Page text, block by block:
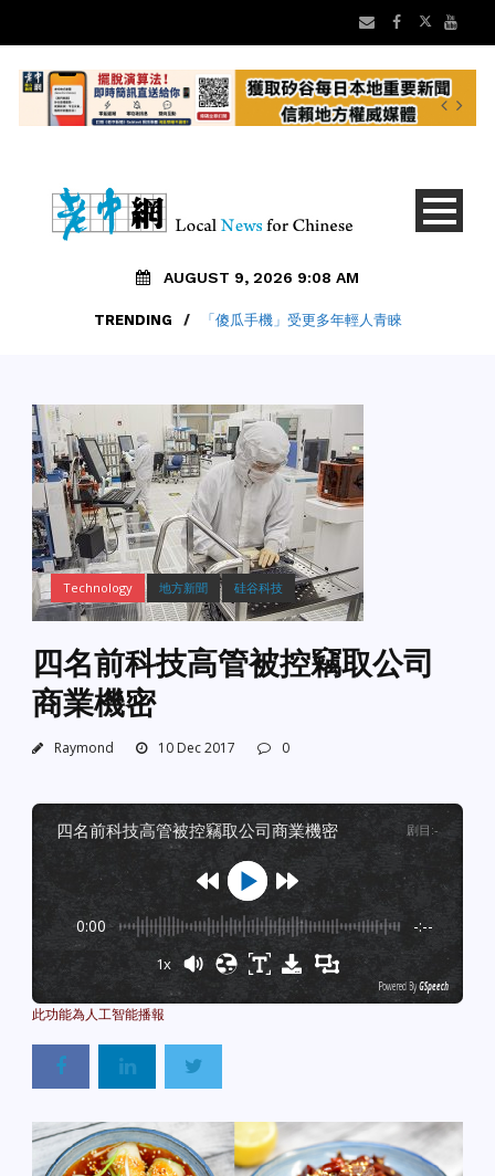
AUGUST 9, 2026 9:08 AM
TRENDING / 「傻瓜手機」受更多年輕人青睞
Technology 地方新聞 硅谷科技
四名前科技高管被控竊取公司
商業機密
Raymond 10 Dec 2017 0
四名前科技高管被控竊取公司商業機密 剧目 :-
0:00 -:--
1x
Powered By GSpeech